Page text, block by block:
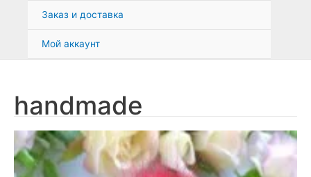
Заказ и доставка
Мой аккаунт
handmade